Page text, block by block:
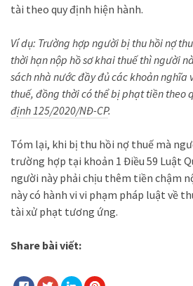
tài theo quy định hiện hành.
Ví dụ: Trường hợp người bị thu hồi nợ
thời hạn nộp hồ sơ khai thuế thì người
sách nhà nước đầy đủ các khoản nghĩa
thuế, đồng thời có thể bị phạt tiền theo
định 125/2020/NĐ-CP.
Tóm lại, khi bị thu hồi nợ thuế mà
trường hợp tại khoản 1 Điều 59 Luật
người này phải chịu thêm tiền chậm
này có hành vi vi phạm pháp luật về
tài xử phạt tương ứng.
Share bài viết: